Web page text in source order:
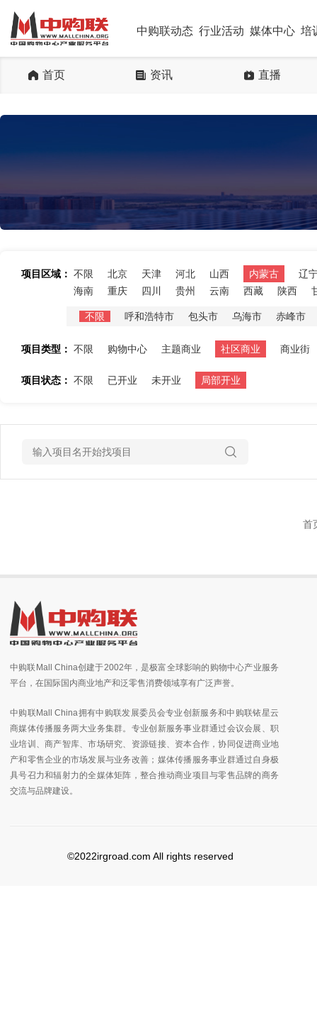
中购联动态 行业活动 媒体中心 培
首页 资讯 直播
项目区域： 不限 北京 天津 河北 山西 内蒙古
辽
海南
重庆 四川 贵州 云南 西藏 陕西
不限 呼和浩特市 包头市 乌海市 赤峰市
项目类型： 不限 购物中心 主题商业 社区商业 商业街
项目状态： 不限 已开业 未开业 局部开业
首
中购联Mall China创建于2002年，是极富全球影响的购物中心产业服务
平台，在国际国内商业地产和泛零售消费领域享有广泛声誉。
中购联Mall China拥有中购联发展委员会专业创新服务和中购联铱星云
商媒体传播服务两大业务集群。专业创新服务事业群通过会议会展、职
业培训、商产智库、市场研究、资源链接、资本合作，协同促进商业地
产和零售企业的市场发展与业务改善；媒体传播服务事业群通过自身极
具号召力和辐射力的全媒体矩阵，整合推动商业项目与零售品牌的商务
交流与品牌建设。
©2022irgroad.com All rights reserved